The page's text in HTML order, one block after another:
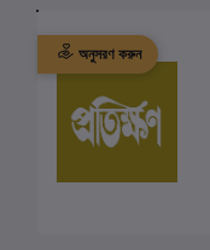
অনুসরণ করুন